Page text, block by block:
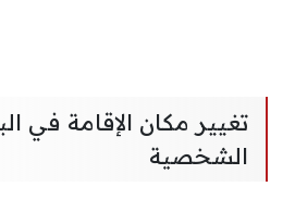
تغيير مكان الإقامة في
الشخصية